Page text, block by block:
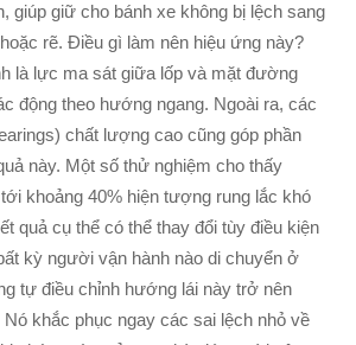
giúp giữ cho bánh xe không bị lệch sang
rẽ. Điều gì làm nên hiệu ứng này?
là lực ma sát giữa lốp và mặt đường
động theo hướng ngang. Ngoài ra, các
chất lượng cao cũng góp phần
này. Một số thử nghiệm cho thấy
khoảng 40% hiện tượng rung lắc khó
quả cụ thể có thể thay đổi tùy điều kiện
kỳ người vận hành nào di chuyển ở
tự điều chỉnh hướng lái này trở nên
khắc phục ngay các sai lệch nhỏ về